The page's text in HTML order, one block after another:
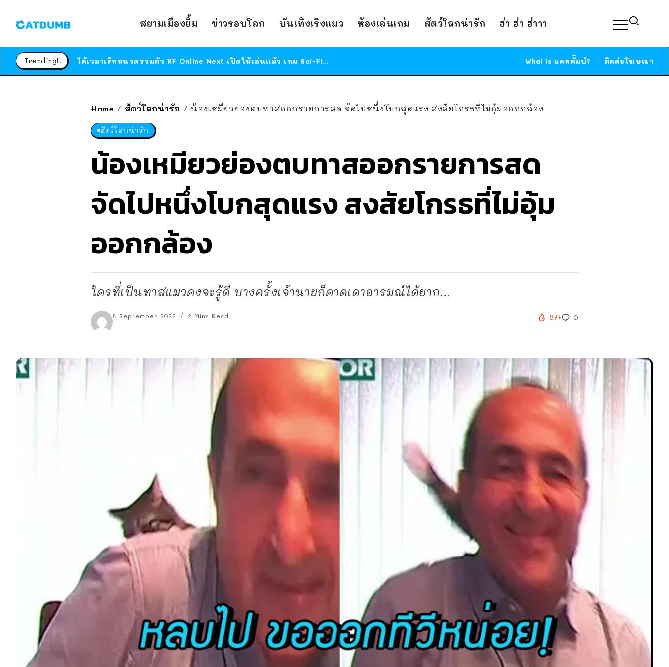
สยามเมืองยิ้ม ข่าวรอบโลก บันเทิงเริงแมว ห้องเล่นเกม สัตว์โลกน่ารัก ฮ่า ฮ่า ฮ่าาา
Trending!!
สาวญี่ปุ่นโดนแมวตัวเองกัด ไม่ได้ไปหาหมอตั้งแต่เนิ่นๆ สุดท้ายขาบวม กลายเป็นโรคเนื้อเน่า เตือนทาสแมวทั้งหลายให้ระวัง
ร้านอาหารในนิวยอร์กประกาศปิดตัวลง หลังอยู่มานานกว่า 45 ปี ติดป้ายขอบคุณลูกค้าทุกคน แถมสูตรทำไวท์ซอสให้แบบจัดเต็ม Whai is แคทดั๊มบ์? ติดต่อโฆษณา
Home / สัตว์โลกน่ารัก / น้องเหมียวย่องตบทาสออกรายการสด จัดไปหนึ่งโบกสุดแรง สงสัยโกรธที่ไม่อุ้มออกกล้อง
สัตว์โลกน่ารัก
น้องเหมียวย่องตบทาสออกรายการสด
จัดไปหนึ่งโบกสุดแรง สงสัยโกรธที่ไม่อุ้ม
ออกกล้อง
ใครที่เป็นทาสแมวคงจะรู้ดี บางครั้งเจ้านายก็คาดเดาอารมณ์ได้ยาก...
8 September 2022 2 Mins Read 877 0